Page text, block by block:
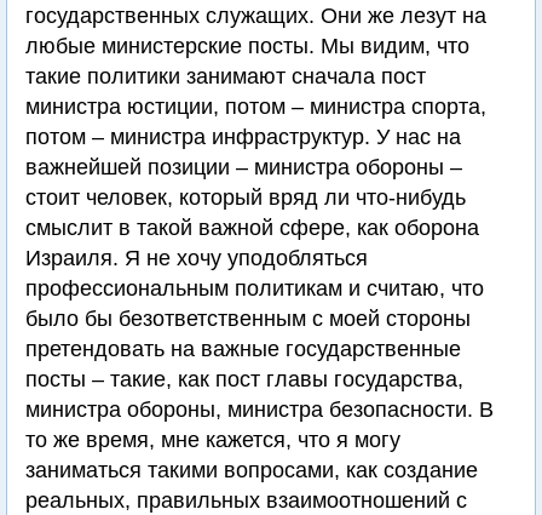
государственных служащих. Они же лезут на
любые министерские посты. Мы видим, что
такие политики занимают сначала пост
министра юстиции, потом – министра спорта,
потом – министра инфраструктур. У нас на
важнейшей позиции – министра обороны –
стоит человек, который вряд ли что-нибудь
смыслит в такой важной сфере, как оборона
Израиля. Я не хочу уподобляться
профессиональным политикам и считаю, что
было бы безответственным с моей стороны
претендовать на важные государственные
посты – такие, как пост главы государства,
министра обороны, министра безопасности. В
то же время, мне кажется, что я могу
заниматься такими вопросами, как создание
реальных, правильных взаимоотношений с